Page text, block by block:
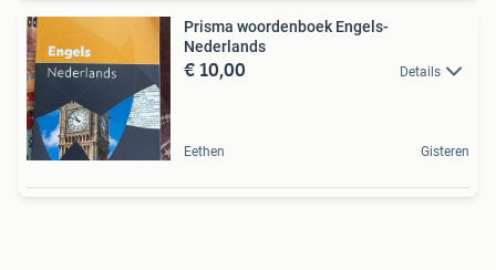
Prisma woordenboek Engels-
Nederlands
€ 10,00 Details
Eethen Gisteren